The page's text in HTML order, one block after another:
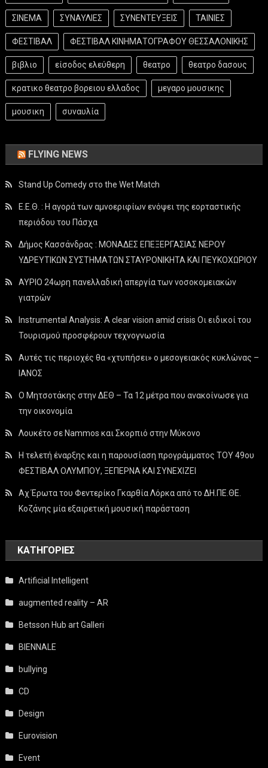
ΣΙΝΕΜΑ ΣΥΝΑΥΛΙΕΣ ΣΥΝΕΝΤΕΥΞΕΙΣ ΤΑΙΝΙΕΣ
ΦΕΣΤΙΒΑΛ ΦΕΣΤΙΒΑΛ ΚΙΝΗΜΑΤΟΓΡΑΦΟΥ ΘΕΣΣΑΛΟΝΙΚΗΣ
βιβλιο είσοδος ελεύθερη θεατρο θεατρο δασους
κρατικο θεατρο βορειου ελλαδος μεγαρο μουσικης
μουσικη συναυλία
FLYING NEWS
Stand Up Comedy στο the Wet Match
Ε.Ε.Θ. : Η αγορά των αμνοεριφίων ενόψει της εορταστικής
περιόδου του Πάσχα
Δήμος Κασσάνδρας : ΜΟΝΑΔΕΣ ΕΠΕΞΕΡΓΑΣΙΑΣ ΝΕΡΟΥ
ΥΔΡΕΥΤΙΚΩΝ ΣΥΣΤΗΜΑΤΩΝ ΣΤΑΥΡΟΝΙΚΗΤΑ ΚΑΙ ΠΕΥΚΟΧΩΡΙΟΥ
ΑΥΡΙΟ 24ωρη πανελλαδική απεργία των νοσοκομειακών
γιατρών
Instrumental Analysis: A clear vision amid crisis Οι ειδικοί του
Τουρισμού προσφέρουν τεχνογνωσία
Αυτές τις περιοχές θα «χτυπήσει» ο μεσογειακός κυκλώνας –
ΙΑΝΟΣ
Ο Μητσοτάκης στην ΔΕΘ – Τα 12 μέτρα που ανακοίνωσε για
την οικονομία
Λουκέτο σε Nammos και Σκορπιό στην Μύκονο
Η τελετή έναρξης και η παρουσίαση προγράμματος ΤΟΥ 49ου
ΦΕΣΤΙΒΑΛ ΟΛΥΜΠΟΥ, ΞΕΠΕΡΝΑ ΚΑΙ ΣΥΝΕΧΙΖΕΙ
Αχ Έρωτα του Φεντερίκο Γκαρθία Λόρκα από το ΔΗ.ΠΕ.ΘΕ.
Κοζάνης μία εξαιρετική μουσική παράσταση
KΑΤΗΓΟΡΊΕΣ
Artificial Intelligent
augmented reality – AR
Betsson Hub art Galleri
BIENNALE
bullying
CD
Design
Eurovision
Event